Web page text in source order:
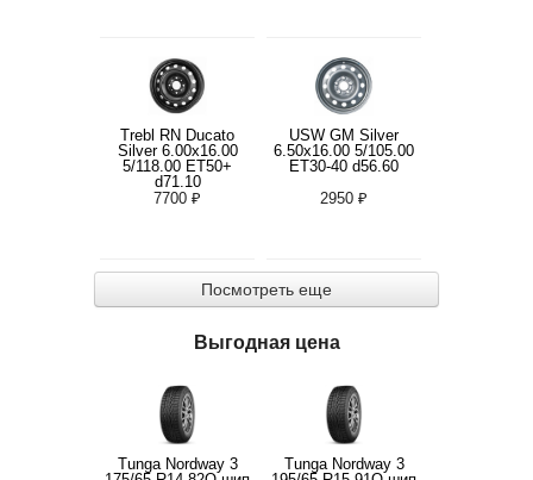
Trebl RN Ducato
Silver 6.00x16.00
5/118.00 ET50+
d71.10
7700 ₽
USW GM Silver
6.50x16.00 5/105.00
ET30-40 d56.60
2950 ₽
Посмотреть еще
Выгодная цена
Tunga Nordway 3
Tunga Nordway 3